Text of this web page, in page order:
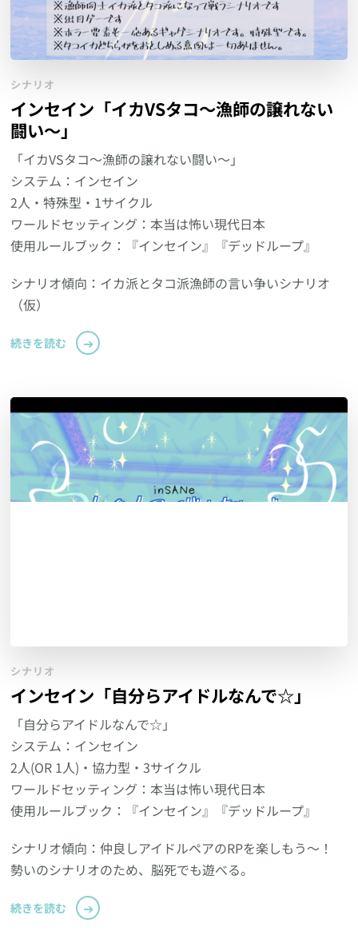
シナリオ
インセイン「イカVSタコ〜漁師の譲れない
闘い〜」
「イカVSタコ〜漁師の譲れない闘い〜」
システム：インセイン
2人・特殊型・1サイクル
ワールドセッティング：本当は怖い現代日本
使用ルールブック：『インセイン』『デッドループ』
シナリオ傾向：イカ派とタコ派漁師の言い争いシナリオ
（仮）
続きを読む
シナリオ
インセイン「自分らアイドルなんで☆」
「自分らアイドルなんで☆」
システム：インセイン
2人(OR 1人)・協力型・3サイクル
ワールドセッティング：本当は怖い現代日本
使用ルールブック：『インセイン』『デッドループ』
シナリオ傾向：仲良しアイドルペアのRPを楽しもう〜！
勢いのシナリオのため、脳死でも遊べる。
続きを読む